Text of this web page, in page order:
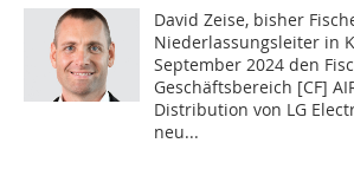
David Zeise, bisher
Niederlassungsleiter in
September 2024 den
Geschäftsbereich [CF]
Distribution von LG
neu...